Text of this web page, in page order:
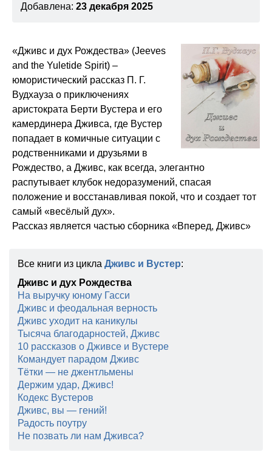
Добавлена: 23 декабря 2025
«Дживс и дух Рождества» (Jeeves
and the Yuletide Spirit) –
юмористический рассказ П. Г.
Вудхауза о приключениях
аристократа Берти Вустера и его
камердинера Дживса, где Вустер
попадает в комичные ситуации с
родственниками и друзьями в
Рождество, а Дживс, как всегда, элегантно
распутывает клубок недоразумений, спасая
положение и восстанавливая покой, что и создает тот
самый «весёлый дух».
Рассказ является частью сборника «Вперед, Дживс»
Все книги из цикла Дживс и Вустер:
Дживс и дух Рождества
На выручку юному Гасси
Дживс и феодальная верность
Дживс уходит на каникулы
Тысяча благодарностей, Дживс
10 рассказов о Дживсе и Вустере
Командует парадом Дживс
Тётки — не джентльмены
Держим удар, Дживс!
Кодекс Вустеров
Дживс, вы — гений!
Радость поутру
Не позвать ли нам Дживса?